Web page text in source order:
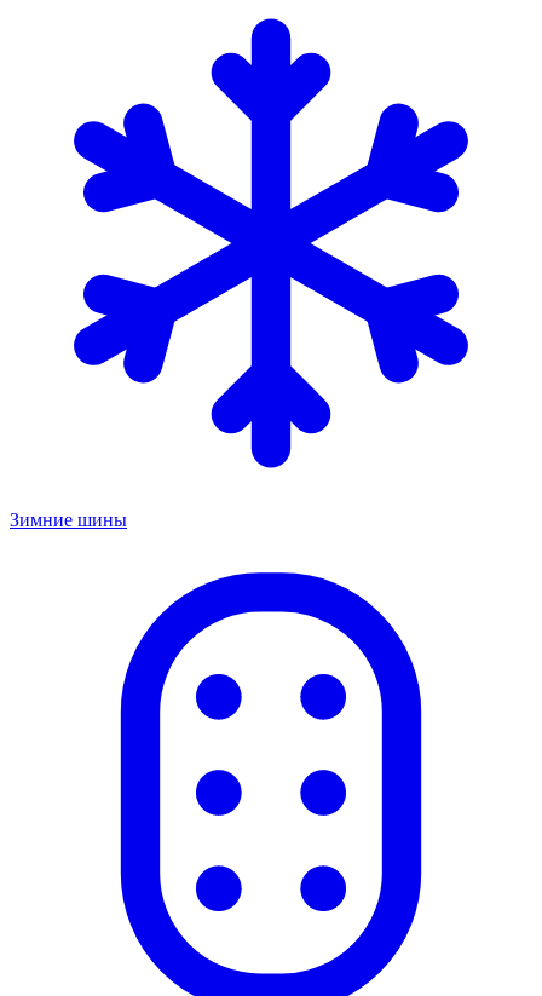
Зимние шины